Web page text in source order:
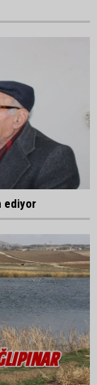
ediyor